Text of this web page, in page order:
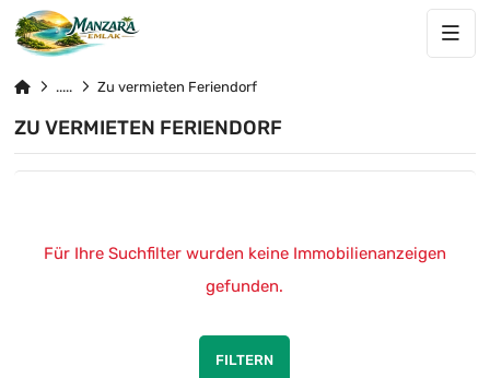
Zu vermieten Feriendorf
ZU VERMIETEN FERIENDORF
Für Ihre Suchfilter wurden keine Immobilienanzeigen
gefunden.
FILTERN